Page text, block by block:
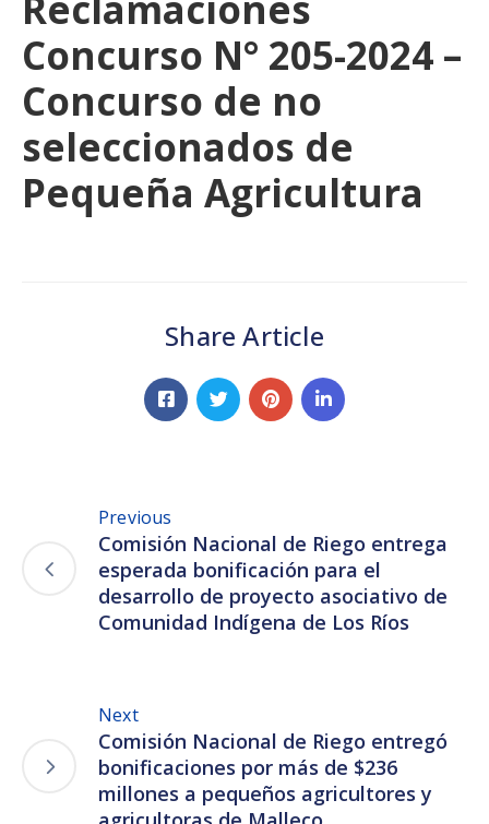
Concurso N° 205-2024 –
Concurso de no
seleccionados de
Pequeña Agricultura
Share Article
Previous
Comisión Nacional de Riego entrega
esperada bonificación para el
desarrollo de proyecto asociativo de
Comunidad Indígena de Los Ríos
Next
Comisión Nacional de Riego entregó
bonificaciones por más de $236
millones a pequeños agricultores y